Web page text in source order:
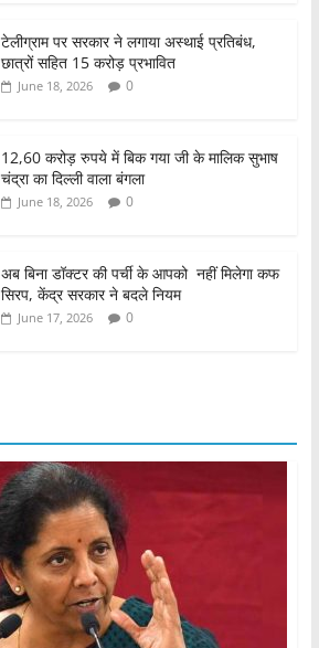
टेलीग्राम पर सरकार ने लगाया अस्थाई प्रतिबंध,
छात्रों सहित 15 करोड़ प्रभावित
June 18, 2026 0
12,60 करोड़ रुपये में बिक गया जी के मालिक सुभाष
चंद्रा का दिल्ली वाला बंगला
June 18, 2026 0
अब बिना डॉक्टर की पर्ची के आपको नहीं मिलेगा कफ
सिरप, केंद्र सरकार ने बदले नियम
June 17, 2026 0